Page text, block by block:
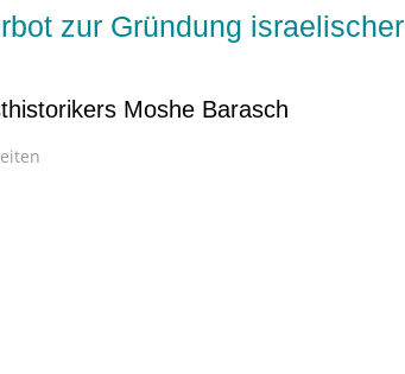
zur Gründung israelischer
Moshe Barasch